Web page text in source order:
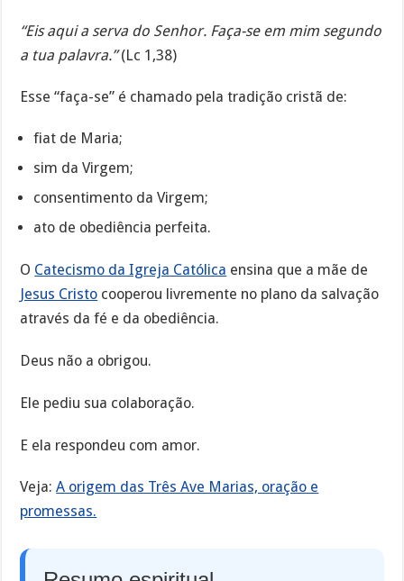
“Eis aqui a serva do Senhor. Faça-se em mim segundo
a tua palavra.”(Lc 1,38)
Esse “faça-se” é chamado pela tradição cristã de:
fiat de Maria;
sim da Virgem;
consentimento da Virgem;
ato de obediência perfeita.
O Catecismo da Igreja Católica ensina que a mãe de
Jesus Cristo cooperou livremente no plano da salvação
através da fé e da obediência.
Deus não a obrigou.
Ele pediu sua colaboração.
E ela respondeu com amor.
Veja:A origem das Três Ave Marias, oração e
promessas.